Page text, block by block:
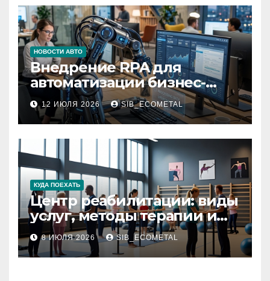
НОВОСТИ АВТО
Внедрение RPA для
автоматизации бизнес-
процессов
12 ИЮЛЯ 2026 SIB_ECOMETAL
КУДА ПОЕХАТЬ
Центр реабилитации: виды
услуг, методы терапии и
критерии качества
8 ИЮЛЯ 2026 SIB_ECOMETAL